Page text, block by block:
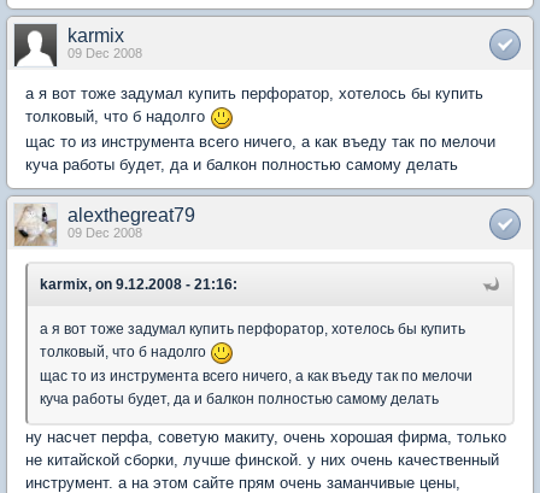
karmix
09 Dec 2008
а я вот тоже задумал купить перфоратор, хотелось бы купить
толковый, что б надолго
щас то из инструмента всего ничего, а как въеду так по мелочи
куча работы будет, да и балкон полностью самому делать
alexthegreat79
09 Dec 2008
karmix, on 9.12.2008 - 21:16:
а я вот тоже задумал купить перфоратор, хотелось бы купить
толковый, что б надолго
щас то из инструмента всего ничего, а как въеду так по мелочи
куча работы будет, да и балкон полностью самому делать
ну насчет перфа, советую макиту, очень хорошая фирма, только
не китайской сборки, лучше финской. у них очень качественный
инструмент. а на этом сайте прям очень заманчивые цены,